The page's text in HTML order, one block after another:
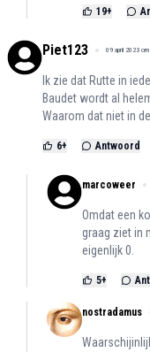
19+
Piet123 09 april 2023
Ik zie dat Rutte in
Baudet wordt al
Waarom dat niet in
6+ Antwoord
marcoweer
Omdat een
graag ziet in
eigenlijk 0.
5+
nostradamus